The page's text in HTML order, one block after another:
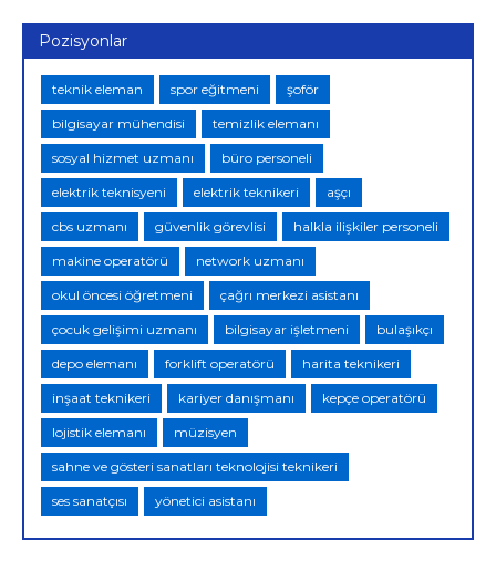
Pozisyonlar
teknik eleman spor eğitmeni şoför
bilgisayar mühendisi temizlik elemanı
sosyal hizmet uzmanı büro personeli
elektrik teknisyeni elektrik teknikeri aşçı
cbs uzmanı güvenlik görevlisi halkla ilişkiler personeli
makine operatörü network uzmanı
okul öncesi öğretmeni çağrı merkezi asistanı
çocuk gelişimi uzmanı bilgisayar işletmeni bulaşıkçı
depo elemanı forklift operatörü harita teknikeri
inşaat teknikeri kariyer danışmanı kepçe operatörü
lojistik elemanı müzisyen
sahne ve gösteri sanatları teknolojisi teknikeri
ses sanatçısı yönetici asistanı